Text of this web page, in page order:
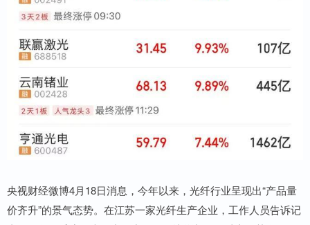
央视财经微博4月18日消息，今年以来，光纤行业呈现出“产品量
价齐升”的景气态势。在江苏一家光纤生产企业，工作人员告诉记